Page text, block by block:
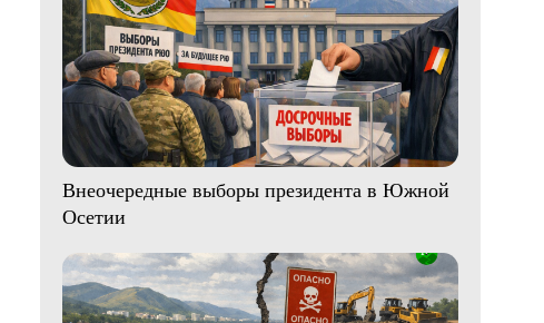
Внеочередные выборы президента в Южной
Осетии